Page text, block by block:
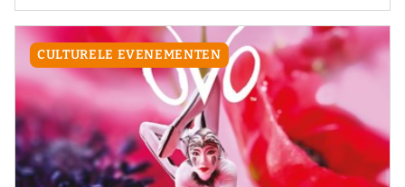
CULTURELE EVENEMENTEN